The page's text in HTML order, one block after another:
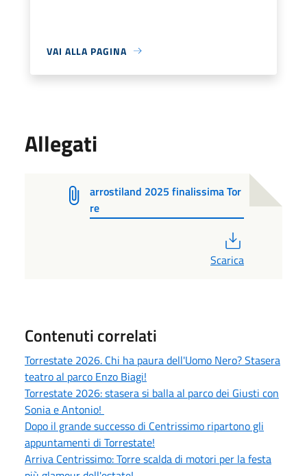
VAI ALLA PAGINA
Allegati
arrostiland 2025 finalissima Tor
re
Scarica
Contenuti correlati
Torrestate 2026. Chi ha paura dell'Uomo Nero? Stasera
teatro al parco Enzo Biagi!
Torrestate 2026: stasera si balla al parco dei Giusti con
Sonia e Antonio!
Dopo il grande successo di Centrissimo ripartono gli
appuntamenti di Torrestate!
Arriva Centrissimo: Torre scalda di motori per la festa